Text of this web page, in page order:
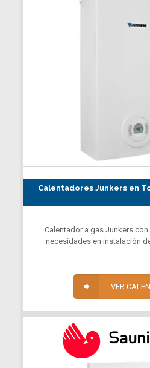
Calentadores Junkers en
Calentador a gas Junkers
necesidades en instalación
VER